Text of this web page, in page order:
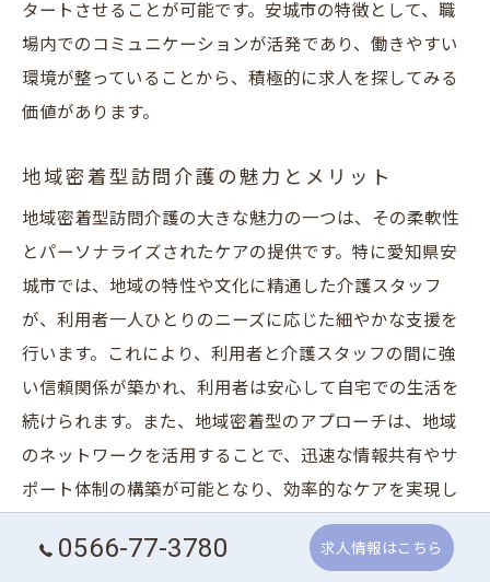
タートさせることが可能です。安城市の特徴として、職
場内でのコミュニケーションが活発であり、働きやすい
環境が整っていることから、積極的に求人を探してみる
価値があります。
地域密着型訪問介護の魅力とメリット
地域密着型訪問介護の大きな魅力の一つは、その柔軟性
とパーソナライズされたケアの提供です。特に愛知県安
城市では、地域の特性や文化に精通した介護スタッフ
が、利用者一人ひとりのニーズに応じた細やかな支援を
行います。これにより、利用者と介護スタッフの間に強
い信頼関係が築かれ、利用者は安心して自宅での生活を
続けられます。また、地域密着型のアプローチは、地域
のネットワークを活用することで、迅速な情報共有やサ
ポート体制の構築が可能となり、効率的なケアを実現し
ます。求人情報も多く、未経験者でも資格支援制度を利
用してスキルを磨ける環境が整備されているため、安心
0566-77-3780 求人情報はこちら